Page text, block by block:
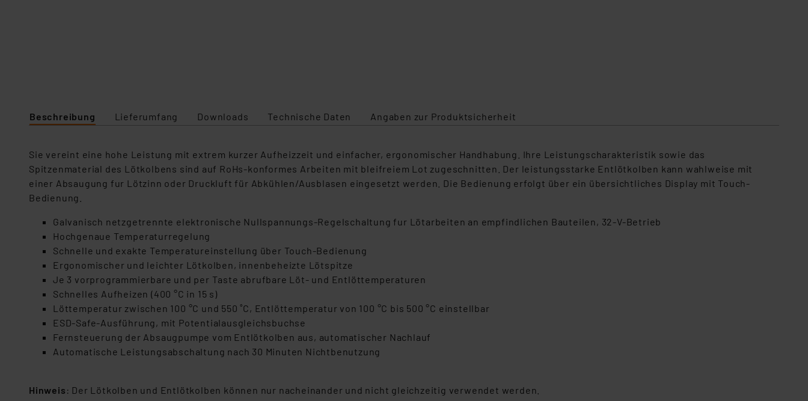
Beschreibung Lieferumfang Downloads Technische Daten Angaben zur Produktsicherheit
Sie vereint eine hohe Leistung mit extrem kurzer Aufheizzeit und einfacher, ergonomischer Handhabung. Ihre Leistungscharakteristik sowie das
Spitzenmaterial des Lötkolbens sind auf RoHs-konformes Arbeiten mit bleifreiem Lot zugeschnitten. Der leistungsstarke Entlötkolben kann wahlweise mit
einer Absaugung fur Lötzinn oder Druckluft für Abkühlen/Ausblasen eingesetzt werden. Die Bedienung erfolgt über ein übersichtliches Display mit Touch-
Bedienung.
Galvanisch netzgetrennte elektronische Nullspannungs-Regelschaltung fur Lötarbeiten an empfindlichen Bauteilen, 32-V-Betrieb
Hochgenaue Temperaturregelung
Schnelle und exakte Temperatureinstellung über Touch-Bedienung
Ergonomischer und leichter Lötkolben, innenbeheizte Lötspitze
Je 3 vorprogrammierbare und per Taste abrufbare Löt- und Entlöttemperaturen
Schnelles Aufheizen (400 °C in 15 s)
Löttemperatur zwischen 100 °C und 550 ˚C, Entlöttemperatur von 100 °C bis 500 °C einstellbar
ESD-Safe-Ausführung, mit Potentialausgleichsbuchse
Fernsteuerung der Absaugpumpe vom Entlötkolben aus, automatischer Nachlauf
Automatische Leistungsabschaltung nach 30 Minuten Nichtbenutzung
Hinweis : Der Lötkolben und Entlötkolben können nur nacheinander und nicht gleichzeitig verwendet werden.